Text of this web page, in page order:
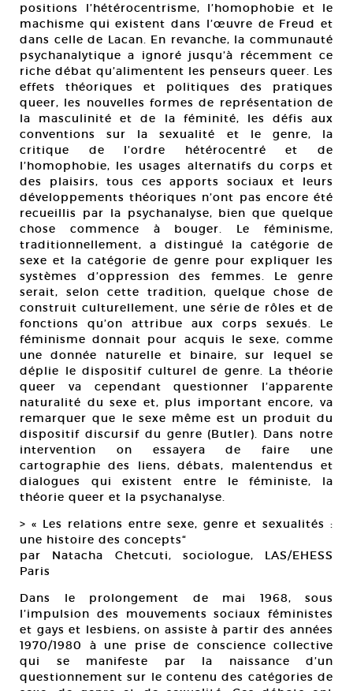
positions l’hétérocentrisme, l’homophobie et le
machisme qui existent dans l’œuvre de Freud et
dans celle de Lacan. En revanche, la communauté
psychanalytique a ignoré jusqu’à récemment ce
riche débat qu’alimentent les penseurs queer. Les
effets théoriques et politiques des pratiques
queer, les nouvelles formes de représentation de
la masculinité et de la féminité, les défis aux
conventions sur la sexualité et le genre, la
critique de l’ordre hétérocentré et de
l’homophobie, les usages alternatifs du corps et
des plaisirs, tous ces apports sociaux et leurs
développements théoriques n’ont pas encore été
recueillis par la psychanalyse, bien que quelque
chose commence à bouger. Le féminisme,
traditionnellement, a distingué la catégorie de
sexe et la catégorie de genre pour expliquer les
systèmes d’oppression des femmes. Le genre
serait, selon cette tradition, quelque chose de
construit culturellement, une série de rôles et de
fonctions qu’on attribue aux corps sexués. Le
féminisme donnait pour acquis le sexe, comme
une donnée naturelle et binaire, sur lequel se
déplie le dispositif culturel de genre. La théorie
queer va cependant questionner l’apparente
naturalité du sexe et, plus important encore, va
remarquer que le sexe même est un produit du
dispositif discursif du genre (Butler). Dans notre
intervention on essayera de faire une
cartographie des liens, débats, malentendus et
dialogues qui existent entre le féministe, la
théorie queer et la psychanalyse.
> « Les relations entre sexe, genre et sexualités :
une histoire des concepts“
par Natacha Chetcuti, sociologue, LAS/EHESS
Paris
Dans le prolongement de mai 1968, sous
l’impulsion des mouvements sociaux féministes
et gays et lesbiens, on assiste à partir des années
1970/1980 à une prise de conscience collective
qui se manifeste par la naissance d’un
questionnement sur le contenu des catégories de